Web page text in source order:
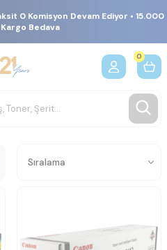
0 Komisyon Devam Ediyor • 15.000
Bedava
0